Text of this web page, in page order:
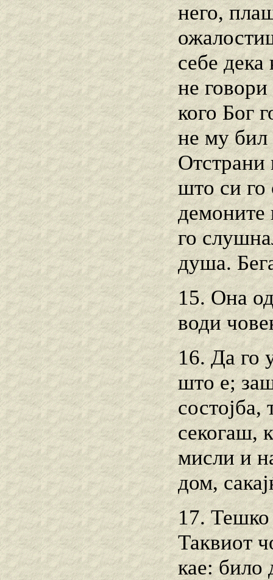
него,
себе
не
кого Бог
не му бил
Отстрани
што си
демоните
го
душа.
15. Она
води
16. Да го
што е;
секогаш,
мисли и
дом,
17.
Таквиот
кае: било